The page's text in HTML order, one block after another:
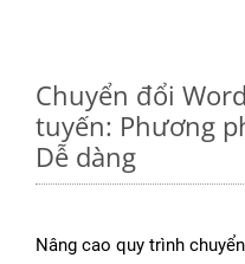
Chuyển đổi
tuyến: Phương
Dễ dàng
Nâng cao quy trình